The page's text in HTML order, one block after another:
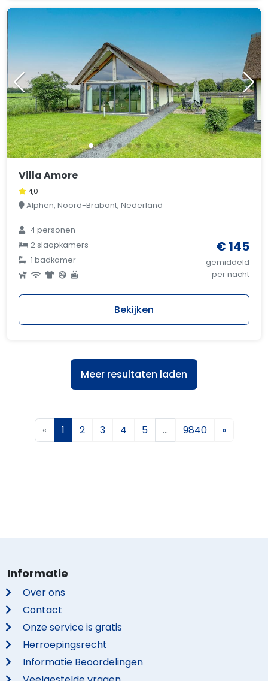
Villa Amore
4,0
Alphen, Noord-Brabant, Nederland
4 personen
2 slaapkamers
1 badkamer
€ 145
gemiddeld
per nacht
Bekijken
Meer resultaten laden
« 1 2 3 4 5 … 9840 »
Informatie
Over ons
Contact
Onze service is gratis
Herroepingsrecht
Informatie Beoordelingen